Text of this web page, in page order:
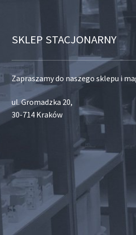
SKLEP STACJONARNY
Zapraszamy do naszego sklepu i
ul. Gromadzka 20,
30-714 Kraków